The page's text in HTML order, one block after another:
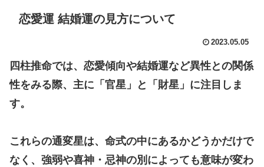
恋愛運 結婚運の見方について
2023.05.05
四柱推命では、恋愛傾向や結婚運など異性との関係
性をみる際、主に「官星」と「財星」に注目しま
す。
これらの通変星は、命式の中にあるかどうかだけで
なく、強弱や喜神・忌神の別によっても意味が変わ